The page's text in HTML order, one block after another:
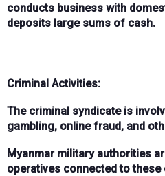
conducts business with
deposits large sums of cash.
Criminal Activities:
The criminal syndicate is
gambling, online fraud, and
Myanmar military authorities
operatives connected to